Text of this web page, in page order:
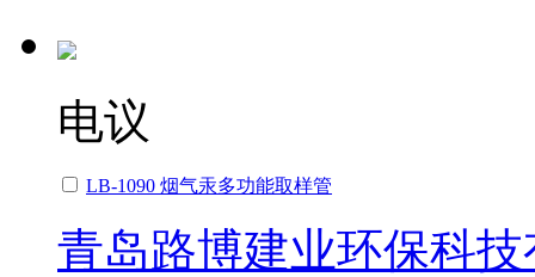
电议
LB-1090 烟气汞多功能取样管
青岛路博建业环保科